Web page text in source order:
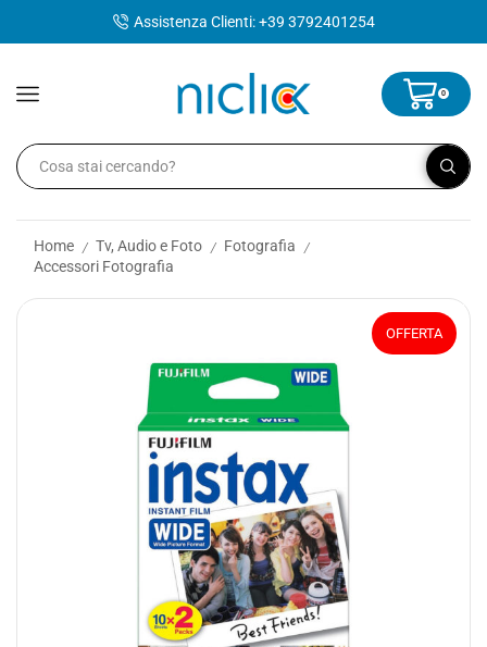
Assistenza Clienti: +39 3792401254
0
Home / Tv, Audio e Foto / Fotografia /
Accessori Fotografia
OFFERTA